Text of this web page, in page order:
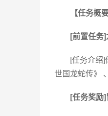
【任务概要
[前置任务
[任务介绍
世国龙蛇传》
[任务奖励